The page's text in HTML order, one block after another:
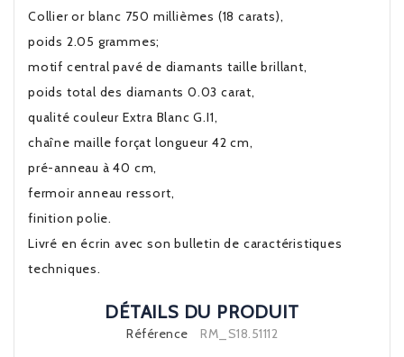
Collier or blanc 750 millièmes (18 carats),
poids 2.05 grammes;
motif central pavé de diamants taille brillant,
poids total des diamants 0.03 carat,
qualité couleur Extra Blanc G.I1,
chaîne maille forçat longueur 42 cm,
pré-anneau à 40 cm,
fermoir anneau ressort,
finition polie.
Livré en écrin avec son bulletin de caractéristiques
techniques.
DÉTAILS DU PRODUIT
Référence RM_S18.51112